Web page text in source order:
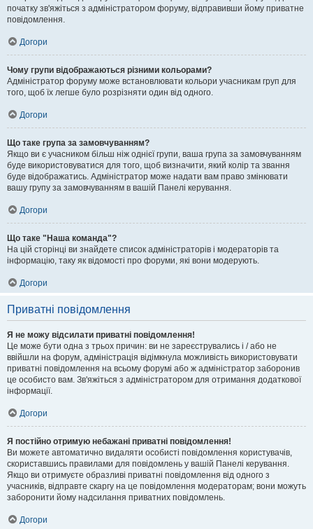
початку зв'яжіться з адміністратором форуму, відправивши йому приватне
повідомлення.
Догори
Чому групи відображаються різними кольорами?
Адміністратор форуму може встановлювати кольори учасникам груп для
того, щоб їх легше було розрізняти один від одного.
Догори
Що таке група за замовчуванням?
Якщо ви є учасником більш ніж однієї групи, ваша група за замовчуванням
буде використовуватися для того, щоб визначити, який колір та звання
буде відображатись. Адміністратор може надати вам право змінювати
вашу групу за замовчуванням в вашій Панелі керування.
Догори
Що таке "Наша команда"?
На цій сторінці ви знайдете список адміністраторів і модераторів та
інформацію, таку як відомості про форуми, які вони модерують.
Догори
Приватні повідомлення
Я не можу відсилати приватні повідомлення!
Це може бути одна з трьох причин: ви не зареєструвались і / або не
ввійшли на форум, адміністрація відімкнула можливість використовувати
приватні повідомлення на всьому форумі або ж адміністратор заборонив
це особисто вам. Зв'яжіться з адміністратором для отримання додаткової
інформації.
Догори
Я постійно отримую небажані приватні повідомлення!
Ви можете автоматично видаляти особисті повідомлення користувачів,
скориставшись правилами для повідомлень у вашій Панелі керування.
Якщо ви отримуєте образливі приватні повідомлення від одного з
учасників, відправте скаргу на це повідомлення модераторам; вони можуть
заборонити йому надсилання приватних повідомлень.
Догори